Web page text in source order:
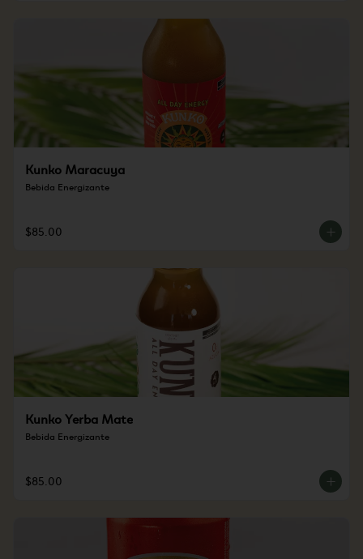
Kunko Maracuya
Bebida Energizante
$85.00
Kunko Yerba Mate
Bebida Energizante
$85.00